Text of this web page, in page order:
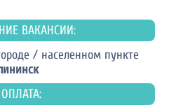
ВАКАНСИИ:
/ населенном пункте
ОПЛАТА: